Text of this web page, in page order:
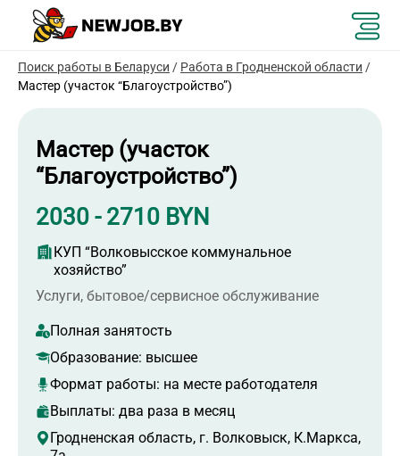
Поиск работы в Беларуси / Работа в Гродненской области /
Мастер (участок “Благоустройство”)
Мастер (участок
“Благоустройство”)
2030 - 2710 BYN
КУП “Волковысское коммунальное
хозяйство”
Услуги, бытовое/сервисное обслуживание
Полная занятость
Образование: высшее
Формат работы: на месте работодателя
Выплаты: два раза в месяц
Гродненская область, г. Волковыск, К.Маркса,